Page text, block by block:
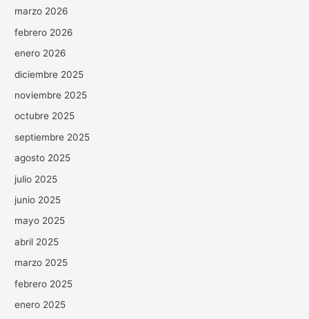
marzo 2026
febrero 2026
enero 2026
diciembre 2025
noviembre 2025
octubre 2025
septiembre 2025
agosto 2025
julio 2025
junio 2025
mayo 2025
abril 2025
marzo 2025
febrero 2025
enero 2025